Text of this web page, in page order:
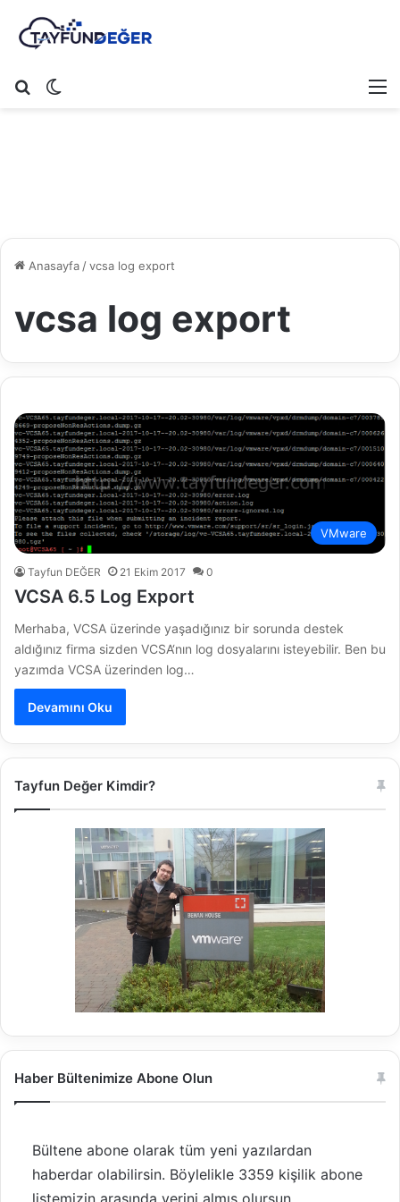
Arama yap ...
Anasayfa/vcsa log export
vcsa log export
VMware
Tayfun DEĞER 21 Ekim 2017 0
VCSA 6.5 Log Export
Merhaba, VCSA üzerinde yaşadığınız bir sorunda destek
aldığınız firma sizden VCSA‘nın log dosyalarını isteyebilir. Ben bu
yazımda VCSA üzerinden log…
Devamını Oku
Tayfun Değer Kimdir?
Haber Bültenimize Abone Olun
Bültene abone olarak tüm yeni yazılardan
haberdar olabilirsin. Böylelikle 3359 kişilik abone